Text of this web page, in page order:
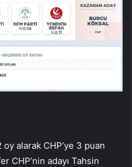
oy alarak CHP’ye 3 puan
CHP’nin adayı Tahsin